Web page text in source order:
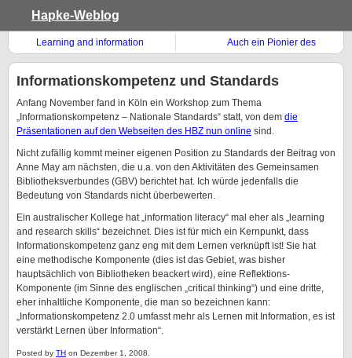
Hapke-Weblog
Learning and information
literacy tutorials
Auch ein Pionier des
chemischen
Informationskompetenz und Standards
Anfang November fand in Köln ein Workshop zum Thema
„Informationskompetenz – Nationale Standards“ statt, von dem die
Präsentationen auf den Webseiten des HBZ nun online sind.
Nicht zufällig kommt meiner eigenen Position zu Standards der Beitrag von
Anne May am nächsten, die u.a. von den Aktivitäten des Gemeinsamen
Bibliotheksverbundes (GBV) berichtet hat. Ich würde jedenfalls die
Bedeutung von Standards nicht überbewerten.
Ein australischer Kollege hat „information literacy“ mal eher als „learning
and research skills“ bezeichnet. Dies ist für mich ein Kernpunkt, dass
Informationskompetenz ganz eng mit dem Lernen verknüpft ist! Sie hat
eine methodische Komponente (dies ist das Gebiet, was bisher
hauptsächlich von Bibliotheken beackert wird), eine Reflektions-
Komponente (im Sinne des englischen „critical thinking“) und eine dritte,
eher inhaltliche Komponente, die man so bezeichnen kann:
„Informationskompetenz 2.0 umfasst mehr als Lernen mit Information, es ist
verstärkt Lernen über Information“.
Posted by TH on Dezember 1, 2008.